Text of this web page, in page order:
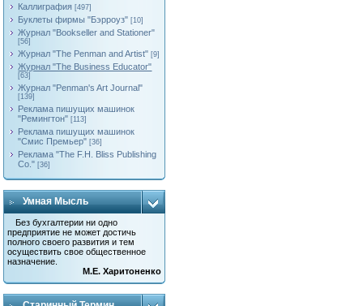
Каллиграфия [497]
Буклеты фирмы "Бэрроуз" [10]
Журнал "Bookseller and Stationer"
[56]
Журнал "The Penman and Artist" [9]
Журнал "The Business Educator"
[63]
Журнал "Penman's Art Journal"
[139]
Реклама пишущих машинок
"Ремингтон" [113]
Реклама пишущих машинок
"Смис Премьер" [36]
Реклама "The F.H. Bliss Publishing
Co." [36]
Умная Мысль
Без бухгалтерии ни одно
предприятие не может достичь
полного своего развития и тем
осуществить свое общественное
назначение.
М.Е. Харитоненко